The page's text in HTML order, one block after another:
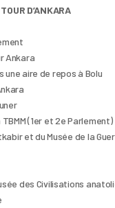
D’ANKARA
Ankara
une aire de repos à Bolu
(1er et 2e Parlement)
et du Musée de la
des Civilisations